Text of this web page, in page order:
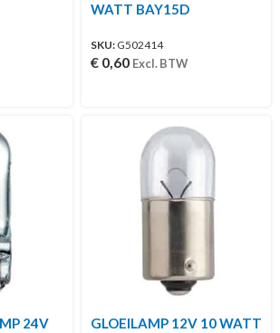
WATT BAY15D
SKU: G502414
€ 0,60 Excl. BTW
24V
GLOEILAMP 12V 10 WATT